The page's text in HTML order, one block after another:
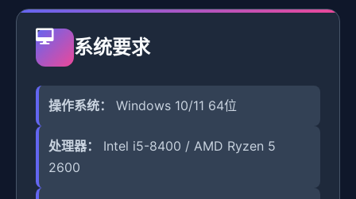
系统要求
操作系统： Windows 10/11 64位
处理器：
Intel i5-8400 / AMD Ryzen 5
2600